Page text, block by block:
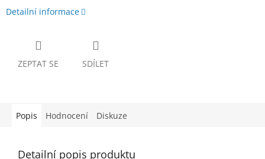
Detailní informace
ZEPTAT SE SDÍLET
Popis Hodnocení Diskuze
Detailní popis produktu